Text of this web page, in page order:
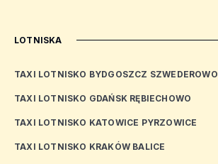
LOTNISKA
TAXI LOTNISKO BYDGOSZCZ SZWEDEROWO
TAXI LOTNISKO GDAŃSK RĘBIECHOWO
TAXI LOTNISKO KATOWICE PYRZOWICE
TAXI LOTNISKO KRAKÓW BALICE